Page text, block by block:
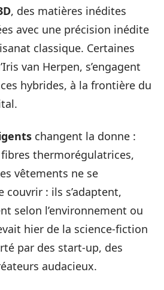
, des matières inédites
avec une précision inédite
classique. Certaines
van Herpen, s’engagent
hybrides, à la frontière du
changent la donne :
thermorégulatrices,
vêtements ne se
: ils s’adaptent,
selon l’environnement ou
hier de la science-fiction
par des start-up, des
audacieux.